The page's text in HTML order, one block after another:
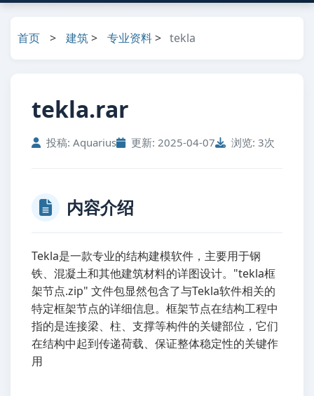
首页 > 建筑> 专业资料> tekla
tekla.rar
投稿: Aquarius 更新: 2025-04-07 浏览: 3次
内容介绍
Tekla是一款专业的结构建模软件，主要用于钢
铁、混凝土和其他建筑材料的详图设计。"tekla框
架节点.zip" 文件包显然包含了与Tekla软件相关的
特定框架节点的详细信息。框架节点在结构工程中
指的是连接梁、柱、支撑等构件的关键部位，它们
在结构中起到传递荷载、保证整体稳定性的关键作
用